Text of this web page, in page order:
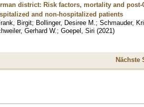
district: Risk factors, mortality and post-
and non-hospitalized patients
Birgit; Bollinger, Desiree M. ; Schmauder,
Gerhard W. ; Goepel, Siri (2021)
Nächste